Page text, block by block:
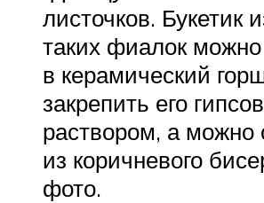
листочков. Букетик
таких фиалок
в керамический
закрепить его
раствором, а можно
из коричневого
фото.